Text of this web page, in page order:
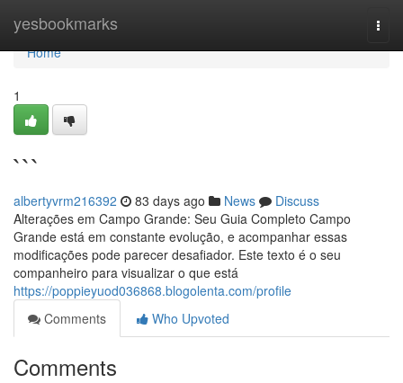
yesbookmarks
Home
Home
1
```
albertyvrm216392 83 days ago News
Discuss
Alterações em Campo Grande: Seu Guia Completo Campo
Grande está em constante evolução, e acompanhar essas
modificações pode parecer desafiador. Este texto é o seu
companheiro para visualizar o que está
https://poppieyuod036868.blogolenta.com/profile
Comments
Who Upvoted
Comments